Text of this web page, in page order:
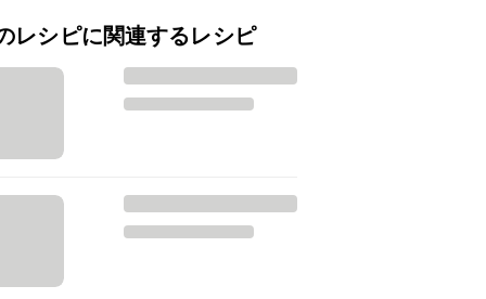
レシピに関連するレシピ